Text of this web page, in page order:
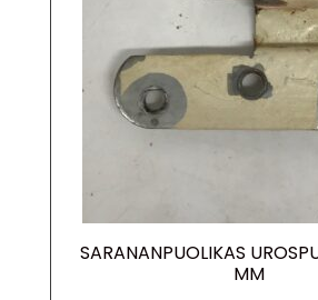
SARANANPUOLIKAS
MM